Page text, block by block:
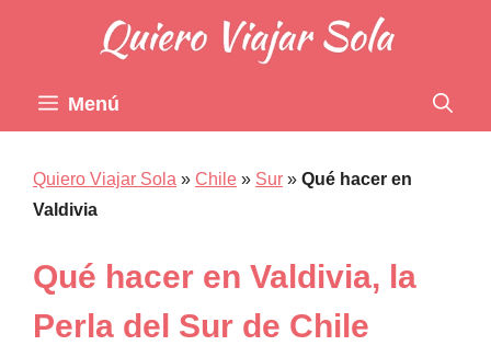
contenido
Menú
Quiero Viajar Sola » Chile » Sur » Qué hacer en
Valdivia
Qué hacer en Valdivia, la
Perla del Sur de Chile